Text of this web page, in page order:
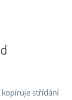
střídání